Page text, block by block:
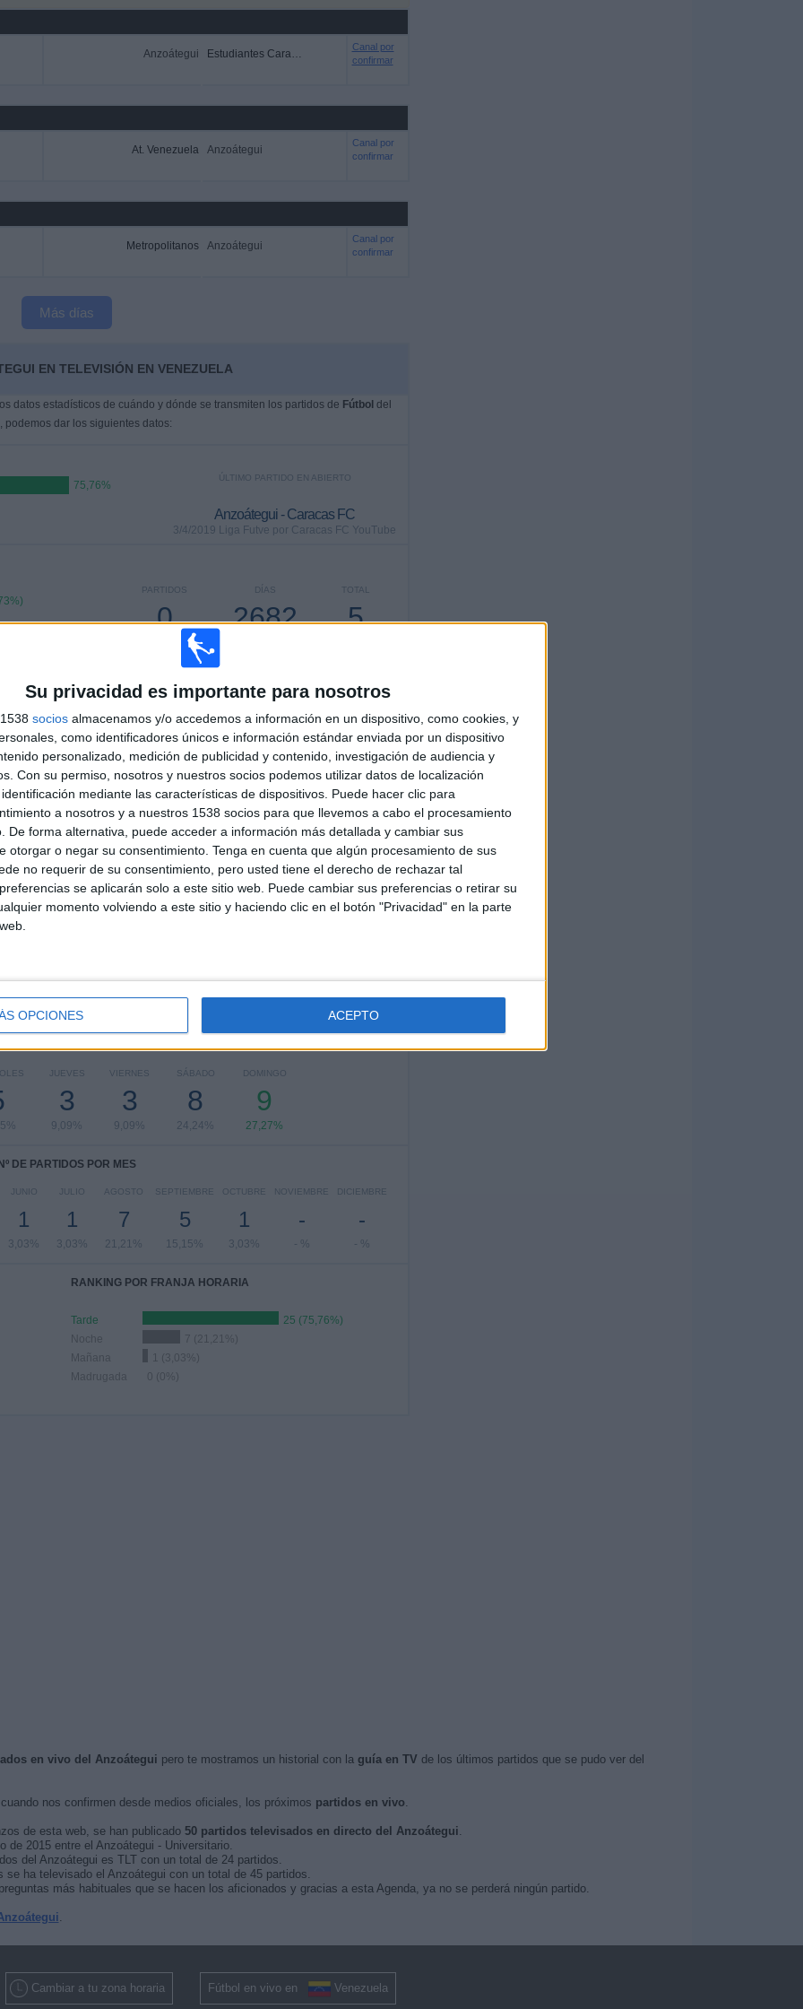
Su privacidad es importante para nosotros
socios almacenamos y/o accedemos a información en un dispositivo, como cookies, y
como identificadores únicos e información estándar enviada por un dispositivo
personalizado, medición de publicidad y contenido, investigación de audiencia y
Con su permiso, nosotros y nuestros socios podemos utilizar datos de localización
mediante las características de dispositivos. Puede hacer clic para
a nosotros y a nuestros 1538 socios para que llevemos a cabo el procesamiento
De forma alternativa, puede acceder a información más detallada y cambiar sus
otorgar o negar su consentimiento. Tenga en cuenta que algún procesamiento de sus
no requerir de su consentimiento, pero usted tiene el derecho de rechazar tal
se aplicarán solo a este sitio web. Puede cambiar sus preferencias o retirar su
momento volviendo a este sitio y haciendo clic en el botón "Privacidad" en la parte
OPCIONES ACEPTO
Anzoátegui Estudiantes Caracas
Canal por
confirmar
At. Venezuela Anzoátegui
Canal por
confirmar
Metropolitanos Anzoátegui
Canal por
confirmar
Más días
EN TELEVISIÓN EN VENEZUELA
datos estadísticos de cuándo y dónde se transmiten los partidos de Fútbol del
, podemos dar los siguientes datos:
75,76%
ÚLTIMO PARTIDO EN ABIERTO
Anzoátegui - Caracas FC
3/4/2019 Liga Futve por Caracas FC YouTube
TOTAL
5
DÍAS
2682
PARTIDOS
0
CONSECUTIVOS
TOTAL
17
RIVALES
MÁXIMO
6
VS Caracas FC
TOTAL
2
COMPETICIONES
RANKING POR COMPETICIONES
Liga Futve
25 (75,76%)
Copa Sudamericana
8 (24,24%)
POR DÍA DE LA SEMANA
JUEVES
3
9,09%
VIERNES
3
9,09%
SÁBADO
8
24,24%
DOMINGO
9
27,27%
Nº DE PARTIDOS POR MES
JUNIO
1
3,03%
JULIO
1
3,03%
AGOSTO
7
21,21%
SEPTIEMBRE
5
15,15%
OCTUBRE
1
3,03%
NOVIEMBRE
-
- %
DICIEMBRE
-
- %
RANKING POR FRANJA HORARIA
Tarde
25 (75,76%)
Noche
7 (21,21%)
Mañana
1 (3,03%)
Madrugada
0 (0%)
en vivo del Anzoátegui pero te mostramos un historial con la guía en TV de los últimos partidos que se pudo ver del
cuando nos confirmen desde medios oficiales, los próximos partidos en vivo.
de esta web, se han publicado 50 partidos televisados en directo del Anzoátegui.
de 2015 entre el Anzoátegui - Universitario.
del Anzoátegui es TLT con un total de 24 partidos.
ha televisado el Anzoátegui con un total de 45 partidos.
más habituales que se hacen los aficionados y gracias a esta Agenda, ya no se perderá ningún partido.
.
Cambiar a tu zona horaria Fútbol en vivo en Venezuela